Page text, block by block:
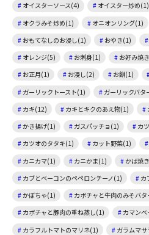
オイスターソース(4)
オイスター炒め(1)
オクラみそ炒め(1)
オニオンリング(1)
おもてなしのお浸し(1)
おやき(1)
オレンジ(5)
お刺身(1) お好み焼
お正月(1)
お浸し(2) お餅(1)
ガーリックトースト(1)
ガーリックバタ
カキ(12)
カキとキクのあえ物(1)
かき揚げ(1)
ガスパッチョ(1) カ
カツオのタタキ(1)
カット野菜(1)
カニカマ(1)
カニかま(1) かば焼
カブとベーコンのペペロンチーノ(1)
カ
かぼちゃ(1)
カボチャと牛肉のみそバ
カボチャと豚肉の重ね蒸し(1)
カマン
カラフルトマトのマリネ(1)
ガラムマ